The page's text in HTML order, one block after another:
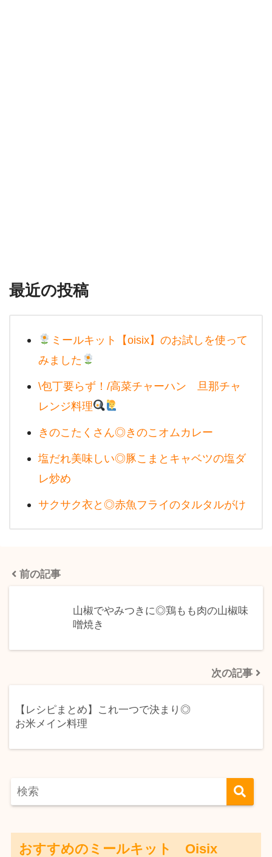
最近の投稿
ミールキット【oisix】のお試しを使って
みました
\包丁要らず！/高菜チャーハン 旦那チャ
レンジ料理
きのこたくさん◎きのこオムカレー
塩だれ美味しい◎豚こまとキャベツの塩ダ
レ炒め
サクサク衣と◎赤魚フライのタルタルがけ
前の記事
山椒でやみつきに◎鶏もも肉の山椒味
噌焼き
次の記事
【レシピまとめ】これ一つで決まり◎
お米メイン料理
おすすめのミールキット Oisix